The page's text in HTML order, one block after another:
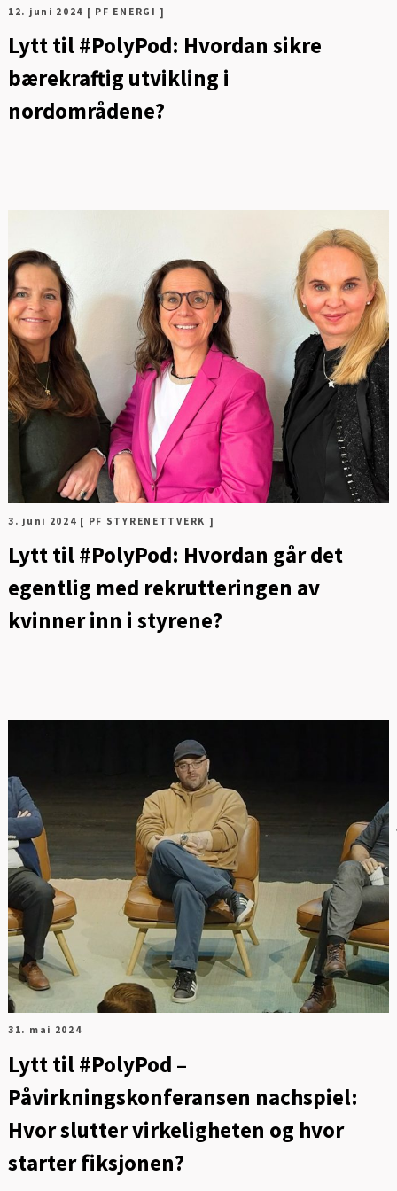
12. juni 2024 [ PF ENERGI ]
Lytt til #PolyPod: Hvordan sikre
bærekraftig utvikling i
nordområdene?
3. juni 2024 [ PF STYRENETTVERK ]
Lytt til #PolyPod: Hvordan går det
egentlig med rekrutteringen av
kvinner inn i styrene?
31. mai 2024
Lytt til #PolyPod –
Påvirkningskonferansen nachspiel:
Hvor slutter virkeligheten og hvor
starter fiksjonen?